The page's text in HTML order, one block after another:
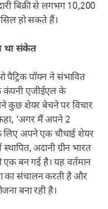
बिक्री से लगभग 10,200
हो सकते हैं।
था संकेत
पॉयन ने संभावित
कंपनी एजीईएल के
कुछ शेयर बेचने पर विचार
‘अगर मैं अपने 2
लिए अपने एक चौथाई शेयर
अदानी ग्रीन भारत
बन गई है। यह वर्तमान
का संचालन करती है और
बना रही है।